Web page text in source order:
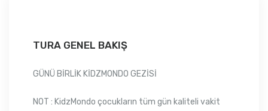
TURA GENEL BAKIŞ
GÜNÜ BİRLİK KİDZMONDO GEZİSİ
NOT : KidzMondo çocukların tüm gün kaliteli vakit